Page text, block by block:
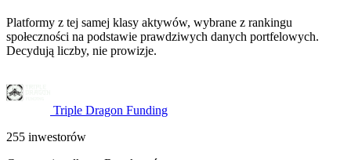
Platformy z tej samej klasy aktywów, wybrane z rankingu
społeczności na podstawie prawdziwych danych portfelowych.
Decydują liczby, nie prowizje.
Triple Dragon Funding
255 inwestorów